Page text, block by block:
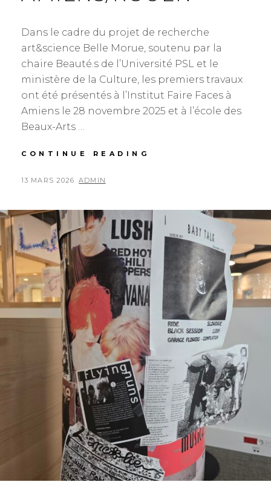
Dans le cadre du projet de recherche
art&science Belle Morue, soutenu par la
chaire Beauté.s de l’Université PSL et le
ministère de la Culture, les premiers travaux
ont été présentés à l’Institut Faire Faces à
Amiens le 28 novembre 2025 et à l’école des
Beaux-Arts …
CONTINUE READING
POSTED
13 MARS 2026 BY
ADMIN